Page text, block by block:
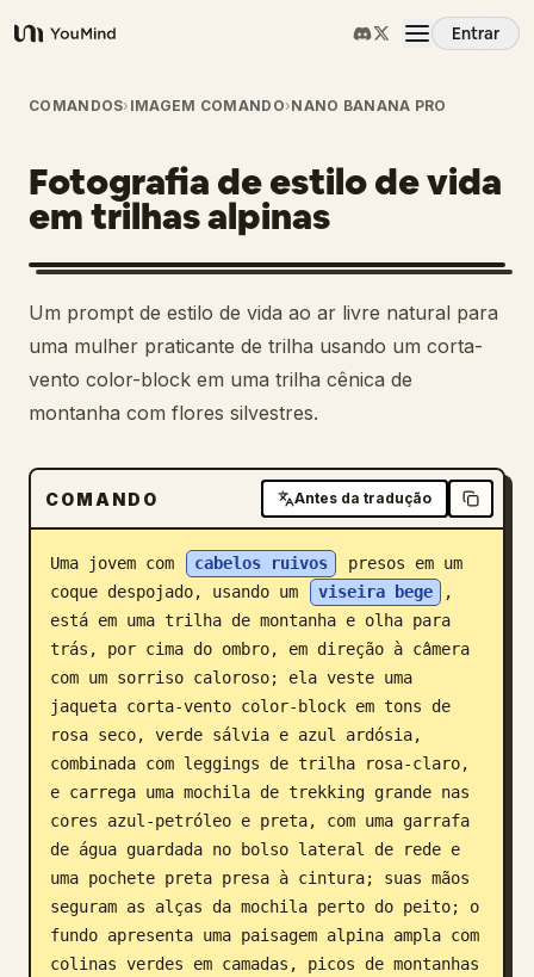
YouMind
Entrar
Visão Geral
Casos de Uso
Habilidades
Prompts
Preços
Baixar
Blog
Atualizações
COMANDOS› IMAGEM COMANDO›NANO BANANA PRO
Fotografia de estilo de vida
em trilhas alpinas
Um prompt de estilo de vida ao ar livre natural para
uma mulher praticante de trilha usando um corta-
vento color-block em uma trilha cênica de
montanha com flores silvestres.
COMANDO Antes da tradução
Uma jovem com cabelos ruivos
presos em um
coque despojado, usando um
viseira bege
,
está em uma trilha de montanha e olha para
trás, por cima do ombro, em direção à câmera
com um sorriso caloroso; ela veste uma
jaqueta corta-vento color-block em tons de
rosa seco, verde sálvia e azul ardósia,
combinada com leggings de trilha rosa-claro,
e carrega uma mochila de trekking grande nas
cores azul-petróleo e preta, com uma garrafa
de água guardada no bolso lateral de rede e
uma pochete preta presa à cintura; suas mãos
seguram as alças da mochila perto do peito; o
fundo apresenta uma paisagem alpina ampla com
colinas verdes em camadas, picos de montanhas